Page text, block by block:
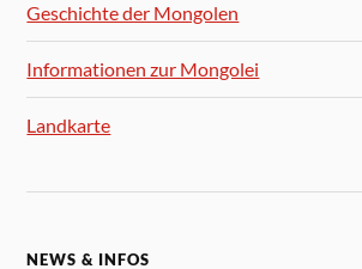
Geschichte der Mongolen
Informationen zur Mongolei
Landkarte
NEWS & INFOS